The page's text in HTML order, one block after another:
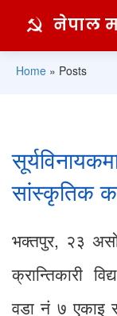
नेपाल
Home » Posts
सांस्कृतिक
भक्तपुर, २३
क्रान्तिकारी
वडा नं ७ एकाइ